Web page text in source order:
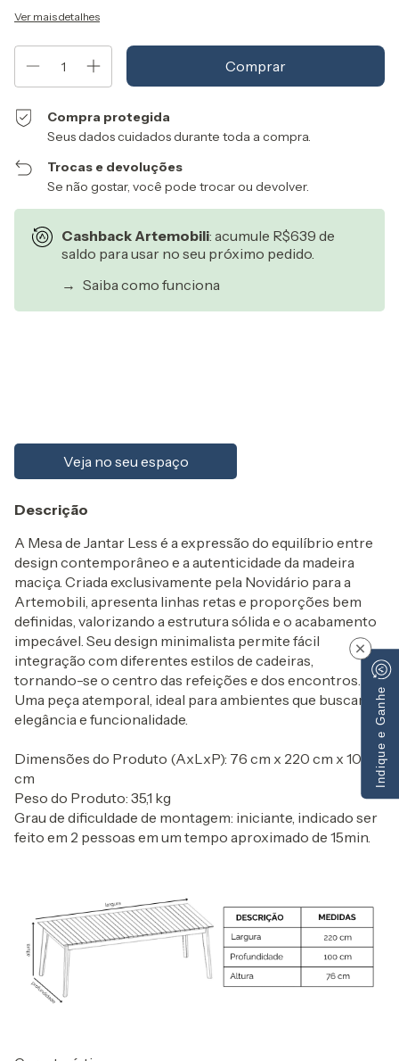
Ver mais detalhes
Compra protegida
Seus dados cuidados durante toda a compra.
Trocas e devoluções
Se não gostar, você pode trocar ou devolver.
Cashback Artemobili: acumule R$639 de
saldo para usar no seu próximo pedido.
→ Saiba como funciona
Veja no seu espaço
Descrição
A Mesa de Jantar Less é a expressão do equilíbrio entre
design contemporâneo e a autenticidade da madeira
maciça. Criada exclusivamente pela Novidário para a
Artemobili, apresenta linhas retas e proporções bem
definidas, valorizando a estrutura sólida e o acabamento
impecável. Seu design minimalista permite fácil
integração com diferentes estilos de cadeiras,
tornando-se o centro das refeições e dos encontros.
Uma peça atemporal, ideal para ambientes que buscam
elegância e funcionalidade.
Dimensões do Produto (AxLxP): 76 cm x 220 cm x 100
cm
Peso do Produto: 35,1 kg
Grau de dificuldade de montagem: iniciante, indicado ser
feito em 2 pessoas em um tempo aproximado de 15min.
Indique e Ganhe
×